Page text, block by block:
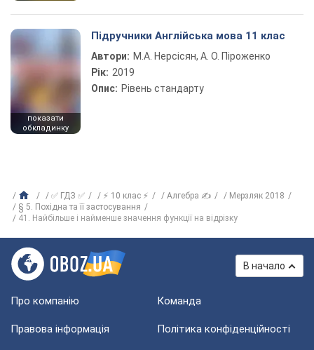
показати
обкладинку
Підручники Англійська мова 11 клас
Автори: М.А. Нерсісян, А. О. Піроженко
Рік: 2019
Опис: Рівень стандарту
✅ ГДЗ ✅ ⚡ 10 клас ⚡ Алгебра ✍
Мерзляк 2018
§ 5. Похідна та її застосування
41. Найбільше і найменше значення функції на відрізку
В начало
Про компанію Команда
Правова інформація Політика конфіденційності